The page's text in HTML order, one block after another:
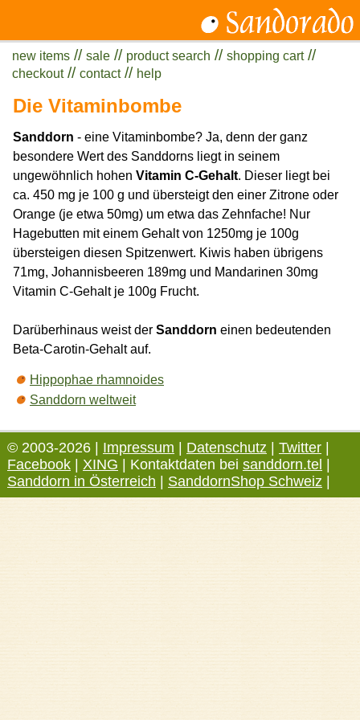
new items // sale // product search // shopping cart//
checkout// contact// help
Die Vitaminbombe
Sanddorn - eine Vitaminbombe? Ja, denn der ganz
besondere Wert des Sanddorns liegt in seinem
ungewöhnlich hohen Vitamin C-Gehalt. Dieser liegt bei
ca. 450 mg je 100 g und übersteigt den einer Zitrone oder
Orange (je etwa 50mg) um etwa das Zehnfache! Nur
Hagebutten mit einem Gehalt von 1250mg je 100g
übersteigen diesen Spitzenwert. Kiwis haben übrigens
71mg, Johannisbeeren 189mg und Mandarinen 30mg
Vitamin C-Gehalt je 100g Frucht.
Darüberhinaus weist der Sanddorn einen bedeutenden
Beta-Carotin-Gehalt auf.
Hippophae rhamnoides
Sanddorn weltweit
© 2003-2026 | Impressum | Datenschutz | Twitter |
Facebook | XING | Kontaktdaten bei sanddorn.tel |
Sanddorn in Österreich | SanddornShop Schweiz |